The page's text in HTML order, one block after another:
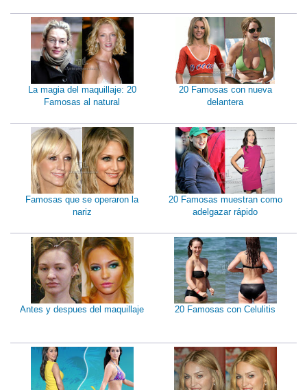
La magia del maquillaje: 20
Famosas al natural
20 Famosas con nueva
delantera
Famosas que se operaron la
nariz
20 Famosas muestran como
adelgazar rápido
Antes y despues del maquillaje 20 Famosas con Celulitis